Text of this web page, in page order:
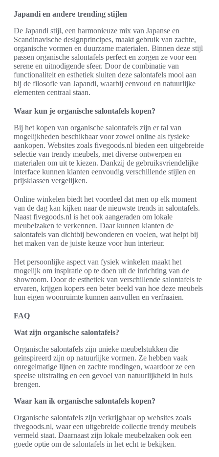
Japandi en andere trending stijlen
De Japandi stijl, een harmonieuze mix van Japanse en
Scandinavische designprincipes, maakt gebruik van zachte,
organische vormen en duurzame materialen. Binnen deze stijl
passen organische salontafels perfect en zorgen ze voor een
serene en uitnodigende sfeer. Door de combinatie van
functionaliteit en esthetiek sluiten deze salontafels mooi aan
bij de filosofie van Japandi, waarbij eenvoud en natuurlijke
elementen centraal staan.
Waar kun je organische salontafels kopen?
Bij het kopen van organische salontafels zijn er tal van
mogelijkheden beschikbaar voor zowel online als fysieke
aankopen. Websites zoals fivegoods.nl bieden een uitgebreide
selectie van trendy meubels, met diverse ontwerpen en
materialen om uit te kiezen. Dankzij de gebruiksvriendelijke
interface kunnen klanten eenvoudig verschillende stijlen en
prijsklassen vergelijken.
Online winkelen biedt het voordeel dat men op elk moment
van de dag kan kijken naar de nieuwste trends in salontafels.
Naast fivegoods.nl is het ook aangeraden om lokale
meubelzaken te verkennen. Daar kunnen klanten de
salontafels van dichtbij bewonderen en voelen, wat helpt bij
het maken van de juiste keuze voor hun interieur.
Het persoonlijke aspect van fysiek winkelen maakt het
mogelijk om inspiratie op te doen uit de inrichting van de
showroom. Door de esthetiek van verschillende salontafels te
ervaren, krijgen kopers een beter beeld van hoe deze meubels
hun eigen woonruimte kunnen aanvullen en verfraaien.
FAQ
Wat zijn organische salontafels?
Organische salontafels zijn unieke meubelstukken die
geïnspireerd zijn op natuurlijke vormen. Ze hebben vaak
onregelmatige lijnen en zachte rondingen, waardoor ze een
speelse uitstraling en een gevoel van natuurlijkheid in huis
brengen.
Waar kan ik organische salontafels kopen?
Organische salontafels zijn verkrijgbaar op websites zoals
fivegoods.nl, waar een uitgebreide collectie trendy meubels
vermeld staat. Daarnaast zijn lokale meubelzaken ook een
goede optie om de salontafels in het echt te bekijken.